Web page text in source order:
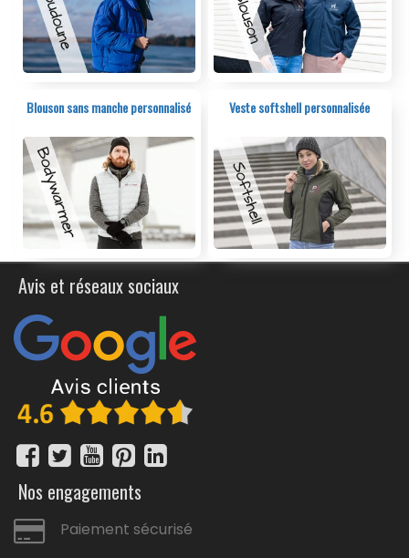
Blouson sans manche personnalisé Veste softshell personnalisée
Avis et réseaux sociaux
Nos engagements
Paiement sécurisé